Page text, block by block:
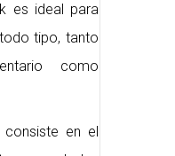
es ideal para
tipo, tanto
como
consiste en el